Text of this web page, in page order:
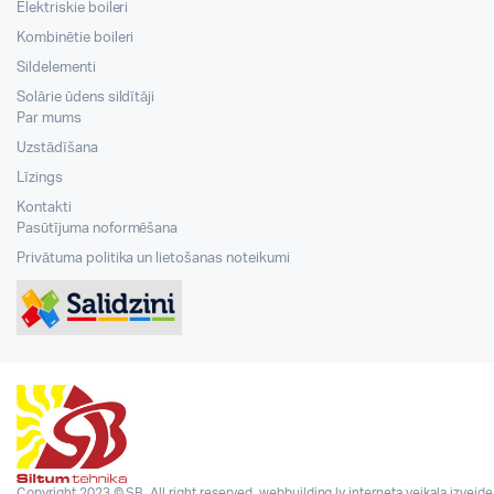
Elektriskie boileri
Kombinētie boileri
Sildelementi
Solārie ūdens sildītāji
Par mums
Uzstādīšana
Līzings
Kontakti
Pasūtījuma noformēšana
Privātuma politika un lietošanas noteikumi